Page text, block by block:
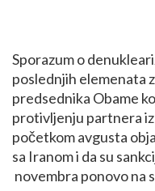
Sporazum o
poslednjih elemenata
predsednika Obame
protivljenju partnera
početkom avgusta
sa Iranom i da su
novembra ponovo na